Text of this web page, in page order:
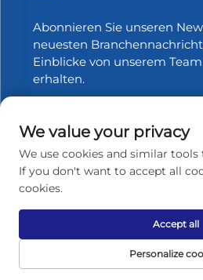
Abonnieren Sie unseren
neuesten
Einblicke von unserem
erhalten.
Urheberrecht © 2025 Zhangjiagang
Nach oben scrollen
We value your privacy
We use cookies and similar
If you don't want to accept all
cookies.
Personalize
Accept all